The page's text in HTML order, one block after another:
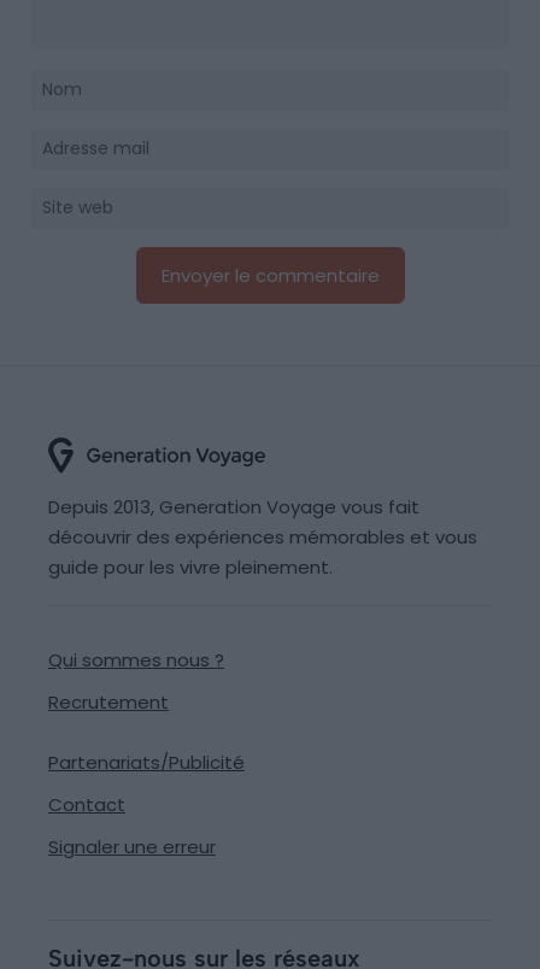
Depuis 2013, Generation Voyage vous fait
découvrir des expériences mémorables et vous
guide pour les vivre pleinement.
Qui sommes nous ?
Recrutement
Partenariats/Publicité
Contact
Signaler une erreur
Suivez-nous sur les réseaux